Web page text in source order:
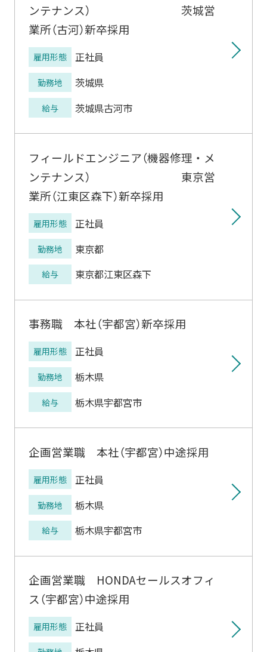
ンテナンス） 茨城営
業所（古河）新卒採用
雇用形態 正社員
勤務地 茨城県
給与 茨城県古河市
フィールドエンジニア（機器修理・メ
ンテナンス） 東京営
業所（江東区森下）新卒採用
雇用形態 正社員
勤務地 東京都
給与 東京都江東区森下
事務職 本社（宇都宮）新卒採用
雇用形態 正社員
勤務地 栃木県
給与 栃木県宇都宮市
企画営業職 本社（宇都宮）中途採用
雇用形態 正社員
勤務地 栃木県
給与 栃木県宇都宮市
企画営業職 HONDAセールスオフィ
ス（宇都宮）中途採用
雇用形態 正社員